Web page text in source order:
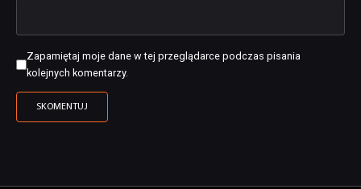
Zapamiętaj moje dane w tej przeglądarce podczas pisania
kolejnych komentarzy.